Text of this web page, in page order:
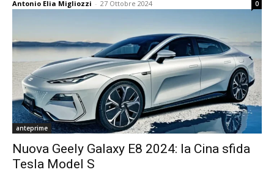
Antonio Elia Migliozzi - 27 Ottobre 2024 0
anteprime
Nuova Geely Galaxy E8 2024: la Cina sfida
Tesla Model S